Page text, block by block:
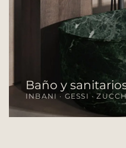
Baño y
INBANI · GESSI ·